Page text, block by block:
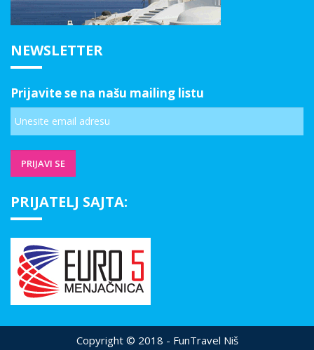
NEWSLETTER
Prijavite se na našu mailing listu
PRIJATELJ SAJTA:
Copyright © 2018 - FunTravel Niš